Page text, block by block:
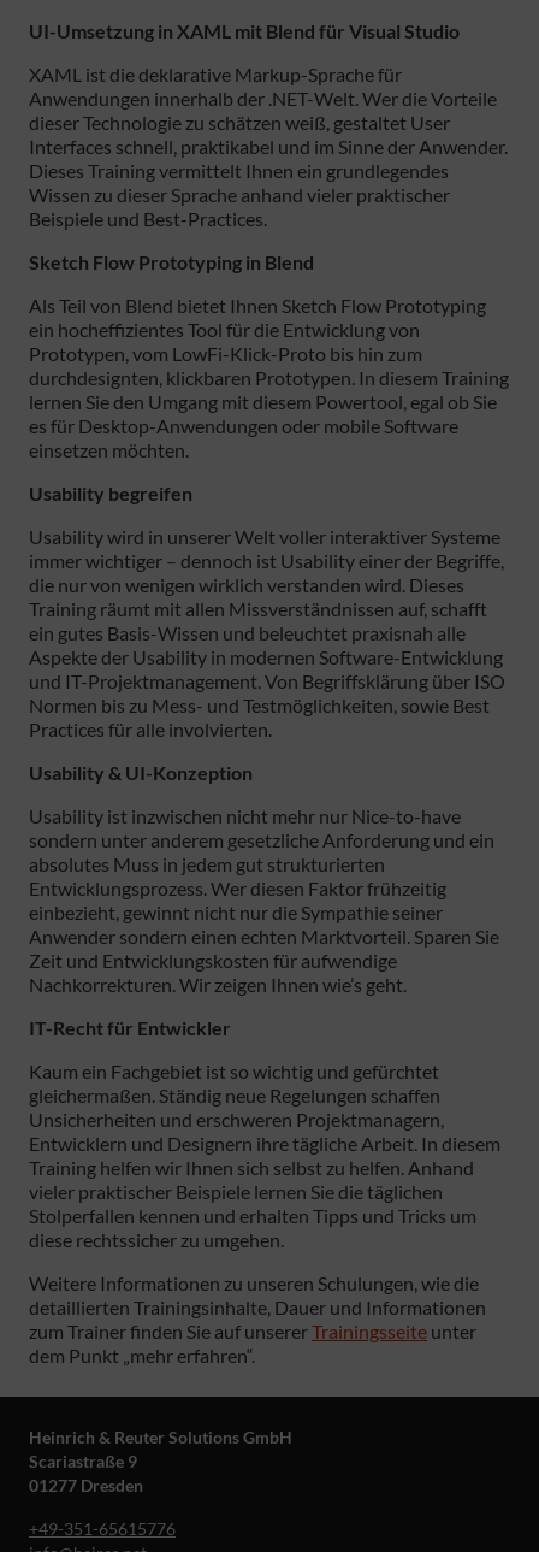
UI-Umsetzung in XAML mit Blend für Visual Studio
XAML ist die deklarative Markup-Sprache für
Anwendungen innerhalb der .NET-Welt. Wer die Vorteile
dieser Technologie zu schätzen weiß, gestaltet User
Interfaces schnell, praktikabel und im Sinne der Anwender.
Dieses Training vermittelt Ihnen ein grundlegendes
Wissen zu dieser Sprache anhand vieler praktischer
Beispiele und Best-Practices.
Sketch Flow Prototyping in Blend
Als Teil von Blend bietet Ihnen Sketch Flow Prototyping
ein hocheffizientes Tool für die Entwicklung von
Prototypen, vom LowFi-Klick-Proto bis hin zum
durchdesignten, klickbaren Prototypen. In diesem Training
lernen Sie den Umgang mit diesem Powertool, egal ob Sie
es für Desktop-Anwendungen oder mobile Software
einsetzen möchten.
Usability begreifen
Usability wird in unserer Welt voller interaktiver Systeme
immer wichtiger – dennoch ist Usability einer der Begriffe,
die nur von wenigen wirklich verstanden wird. Dieses
Training räumt mit allen Missverständnissen auf, schafft
ein gutes Basis-Wissen und beleuchtet praxisnah alle
Aspekte der Usability in modernen Software-Entwicklung
und IT-Projektmanagement. Von Begriffsklärung über ISO
Normen bis zu Mess- und Testmöglichkeiten, sowie Best
Practices für alle involvierten.
Usability & UI-Konzeption
Usability ist inzwischen nicht mehr nur Nice-to-have
sondern unter anderem gesetzliche Anforderung und ein
absolutes Muss in jedem gut strukturierten
Entwicklungsprozess. Wer diesen Faktor frühzeitig
einbezieht, gewinnt nicht nur die Sympathie seiner
Anwender sondern einen echten Marktvorteil. Sparen Sie
Zeit und Entwicklungskosten für aufwendige
Nachkorrekturen. Wir zeigen Ihnen wie’s geht.
IT-Recht für Entwickler
Kaum ein Fachgebiet ist so wichtig und gefürchtet
gleichermaßen. Ständig neue Regelungen schaffen
Unsicherheiten und erschweren Projektmanagern,
Entwicklern und Designern ihre tägliche Arbeit. In diesem
Training helfen wir Ihnen sich selbst zu helfen. Anhand
vieler praktischer Beispiele lernen Sie die täglichen
Stolperfallen kennen und erhalten Tipps und Tricks um
diese rechtssicher zu umgehen.
Weitere Informationen zu unseren Schulungen, wie die
detaillierten Trainingsinhalte, Dauer und Informationen
zum Trainer finden Sie auf unsererTrainingsseite unter
dem Punkt „mehr erfahren“.
Heinrich & Reuter Solutions GmbH
Scariastraße 9
01277 Dresden
+49-351-65615776